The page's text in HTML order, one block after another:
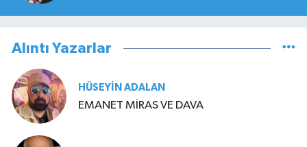
Alıntı Yazarlar
HÜSEYIN ADALAN
EMANET MİRAS VE DAVA